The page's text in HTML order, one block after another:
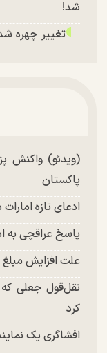
شد!
تغییر چهره
چند تصویر
(ویدئو) واکنش
پاکستان
ادعای تازه
پاسخ عراقچی به ادعای سهم ۱۱
علت افزایش
نقل‌قول جعلی
کرد
افشاگری یک